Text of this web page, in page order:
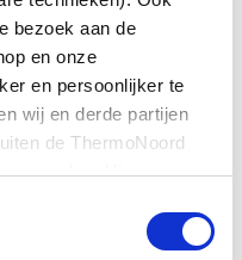
bezoek aan de
en onze
en persoonlijker te
wij en derde partijen
de ThermoNoord
Hiermee
aan. We slaan je